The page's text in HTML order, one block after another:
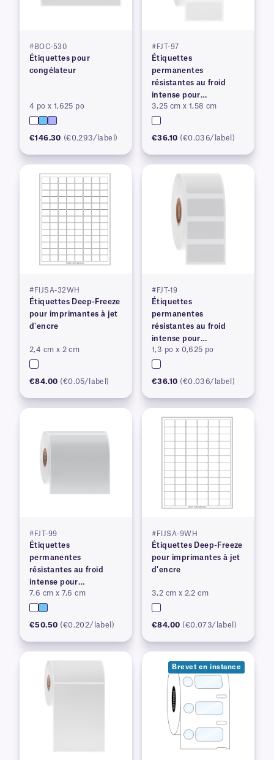
#BOC-530
Étiquettes pour
congélateur
4 po x 1,625 po
€146.30 (€0.293/label)
#FJT-97
Étiquettes
permanentes
résistantes au froid
intense pour
imprimantes à transfert
thermique
3,25 cm x 1,58 cm
€36.10 (€0.036/label)
#FIJSA-32WH
Étiquettes Deep-Freeze
pour imprimantes à jet
d'encre
2,4 cm x 2 cm
€84.00 (€0.05/label)
#FJT-19
Étiquettes
permanentes
résistantes au froid
intense pour
imprimantes à transfert
thermique
1,3 po x 0,625 po
€36.10 (€0.036/label)
#FJT-99
Étiquettes
permanentes
résistantes au froid
intense pour
imprimantes à transfert
thermique
7,6 cm x 7,6 cm
€50.50 (€0.202/label)
#FIJSA-9WH
Étiquettes Deep-Freeze
pour imprimantes à jet
d'encre
3,2 cm x 2,2 cm
€84.00 (€0.073/label)
Brevet en instance